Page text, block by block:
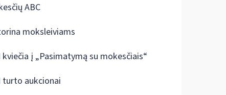
ABC
moksleiviams
kviečia į „Pasimatymą su mokesčiais“
turto aukcionai